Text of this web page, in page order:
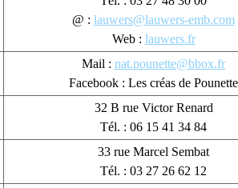
@ : lauwers@lauwers-emb.com
Web : lauwers.fr
Mail : nat.pounette@bbox.fr
Facebook : Les créas de Pounette
32 B rue Victor Renard
Tél. : 06 15 41 34 84
33 rue Marcel Sembat
Tél. : 03 27 26 62 12